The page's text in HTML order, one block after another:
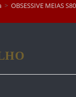
> OBSESSIVE MEIAS